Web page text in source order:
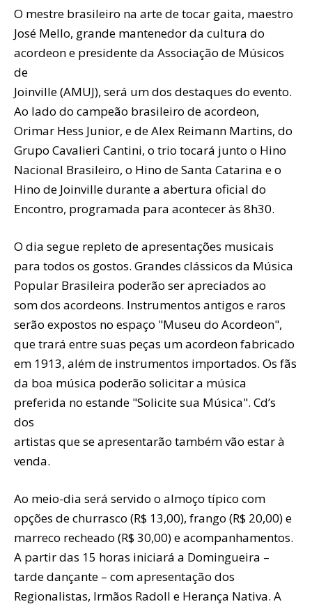
O mestre brasileiro na arte de tocar gaita, maestro
José Mello, grande mantenedor da cultura do
acordeon e presidente da Associação de Músicos
de
Joinville (AMUJ), será um dos destaques do evento.
Ao lado do campeão brasileiro de acordeon,
Orimar Hess Junior, e de Alex Reimann Martins, do
Grupo Cavalieri Cantini, o trio tocará junto o Hino
Nacional Brasileiro, o Hino de Santa Catarina e o
Hino de Joinville durante a abertura oficial do
Encontro, programada para acontecer às 8h30.
O dia segue repleto de apresentações musicais
para todos os gostos. Grandes clássicos da Música
Popular Brasileira poderão ser apreciados ao
som dos acordeons. Instrumentos antigos e raros
serão expostos no espaço "Museu do Acordeon",
que trará entre suas peças um acordeon fabricado
em 1913, além de instrumentos importados. Os fãs
da boa música poderão solicitar a música
preferida no estande "Solicite sua Música". Cd’s
dos
artistas que se apresentarão também vão estar à
venda.
Ao meio-dia será servido o almoço típico com
opções de churrasco (R$ 13,00), frango (R$ 20,00) e
marreco recheado (R$ 30,00) e acompanhamentos.
A partir das 15 horas iniciará a Domingueira –
tarde dançante – com apresentação dos
Regionalistas, Irmãos Radoll e Herança Nativa. A